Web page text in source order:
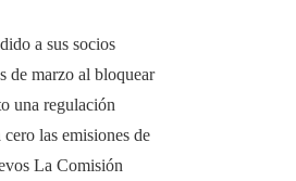
a sus socios
de marzo al bloquear
una regulación
las emisiones de
La Comisión